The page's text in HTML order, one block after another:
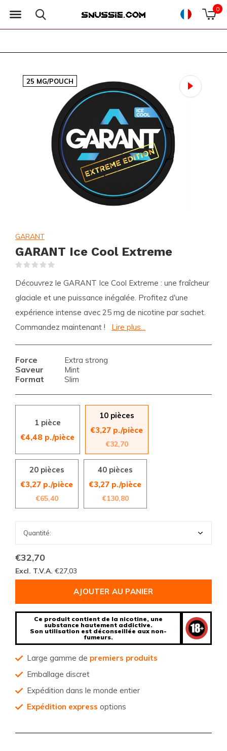
0
25 MG/POUCH
GARANT
GARANT Ice Cool Extreme
Découvrez le GARANT Ice Cool Extreme : une fraîcheur
glaciale et une puissance inégalée. Profitez d'une
expérience intense avec 25 mg de nicotine par sachet.
Commandez maintenant !
Lire plus...
Force Extra strong
Saveur Mint
Format Slim
1 pièce
€4,48 p./pièce
10 pièces
€3,27 p./pièce
€32,70
20 pièces
€3,27 p./pièce
€65,40
40 pièces
€3,27 p./pièce
€130,80
€32,70
Excl. T.V.A. €27,03
AJOUTER AU PANIER
Ce produit contient de la nicotine, une
substance hautement addictive.
Son utilisation est déconseillée aux non-
fumeurs.
Large gamme de premiers produits
Emballage discret
Expédition dans le monde entier
Expédition express options